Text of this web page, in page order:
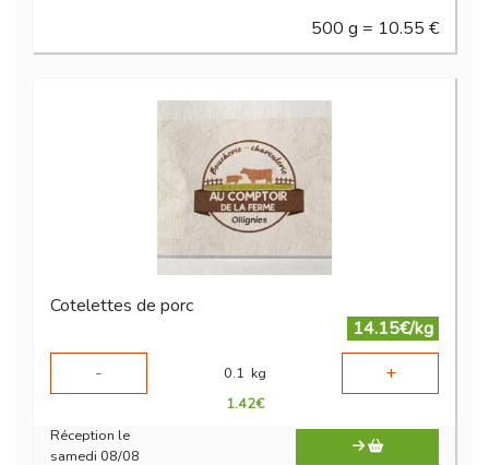
500 g = 10.55 €
Cotelettes de porc
14.15€/kg
-
0.1 kg +
1.42€
Réception le
samedi 08/08